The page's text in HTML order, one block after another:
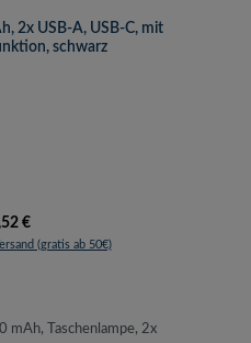
2x USB-A, USB-C, mit
schwarz
Preis:
€
(gratis ab 50€)